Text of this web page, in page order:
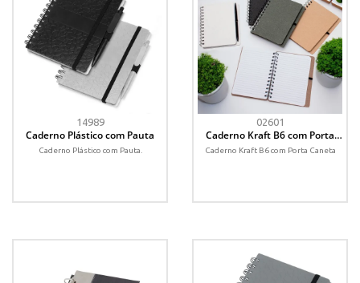
14989
Caderno Plástico com Pauta
Caderno Plástico com Pauta.
02601
Caderno Kraft B6 com Porta
Caneta
Caderno Kraft B6 com Porta Caneta